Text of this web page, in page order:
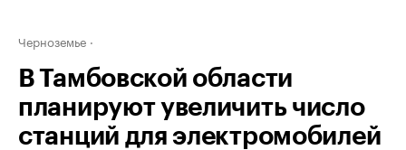
Черноземье
В Тамбовской области
планируют увеличить число
станций для электромобилей